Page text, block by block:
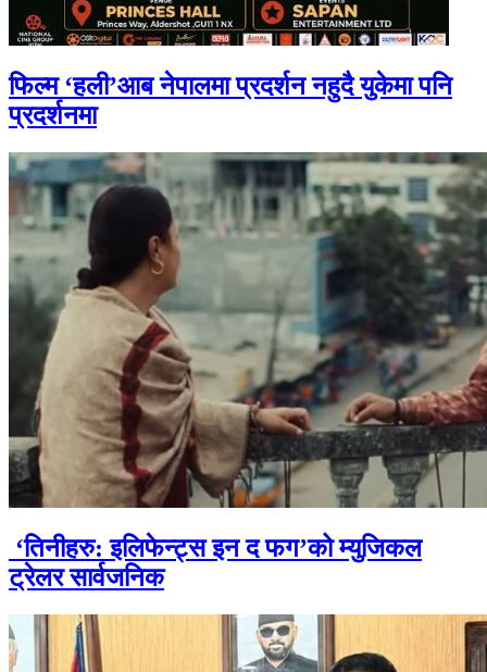
फिल्म ‘हली’आब नेपालमा प्रदर्शन नहुदै युकेमा पनि
प्रदर्शनमा
‘तिनीहरु: इलिफेन्ट्स इन द फग’को म्युजिकल
ट्रेलर सार्वजनिक